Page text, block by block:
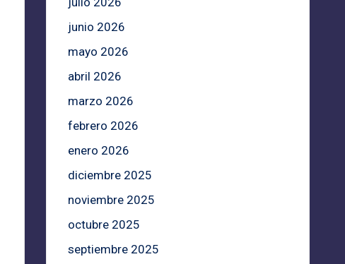
junio 2026
mayo 2026
abril 2026
marzo 2026
febrero 2026
enero 2026
diciembre 2025
noviembre 2025
octubre 2025
septiembre 2025